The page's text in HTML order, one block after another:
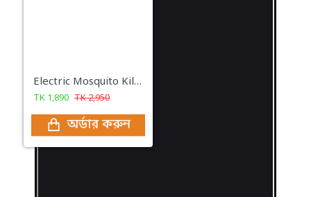
Electric Mosquito Killer Lamp China Indoor Insect Trap and Electric Mosquito Killer price
TK 1,890 TK2,950
অর্ডার করুন